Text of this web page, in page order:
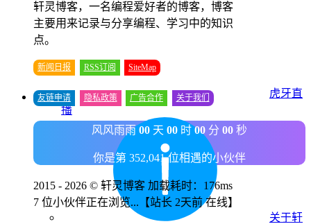
虎牙直
播
关于轩
轩灵博客，一名编程爱好者的博客，博客
主要用来记录与分享编程、学习中的知识
点。
新闻日报 RSS订阅 SiteMap
友链申请 隐私政策 广告合作 关于我们
风风雨雨 00 天 00 时 00 分 00 秒
你是第 352,041 位相遇的小伙伴
2015 - 2026 © 轩灵博客 加载耗时：176ms
7 位小伙伴正在浏览... 【站长 2天前 在线】